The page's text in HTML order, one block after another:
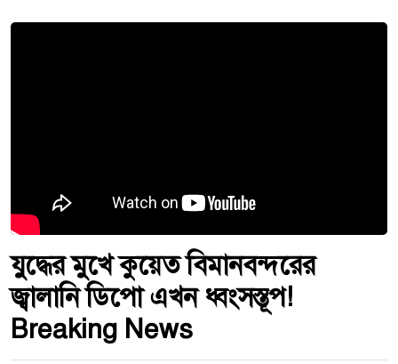
যুদ্ধের মুখে কুয়েত বিমানবন্দরের
জ্বালানি ডিপো এখন ধ্বংসস্তূপ!
Breaking News